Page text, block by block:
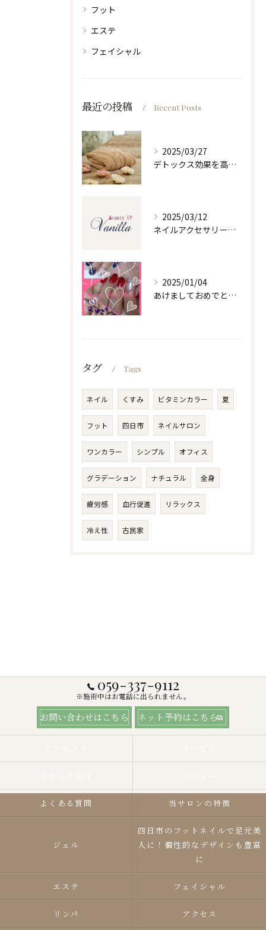
フット
エステ
フェイシャル
最近の投稿 Recent Posts
2025/03/27
デトックス効果を高めるホルミシスリンパエステ
2025/03/12
ネイルアクセサリーの魅力と選び方
2025/01/04
あけましておめでとうございます
タグ Tags
ネイル くすみ ビタミンカラー 夏
フット 四日市 ネイルサロン
ワンカラー シンプル オフィス
グラデーション ナチュラル 全身
疲労感 血行促進 リラックス
冷え性 古民家
059-337-9112
※施術中はお電話に出られません。
お問い合わせはこちら ネット予約はこちら
よくある質問 当サロンの特徴
ジェル
四日市のフットネイルで足元美
人に！個性的なデザインも豊富
に
エステ フェイシャル
リンパ アクセス